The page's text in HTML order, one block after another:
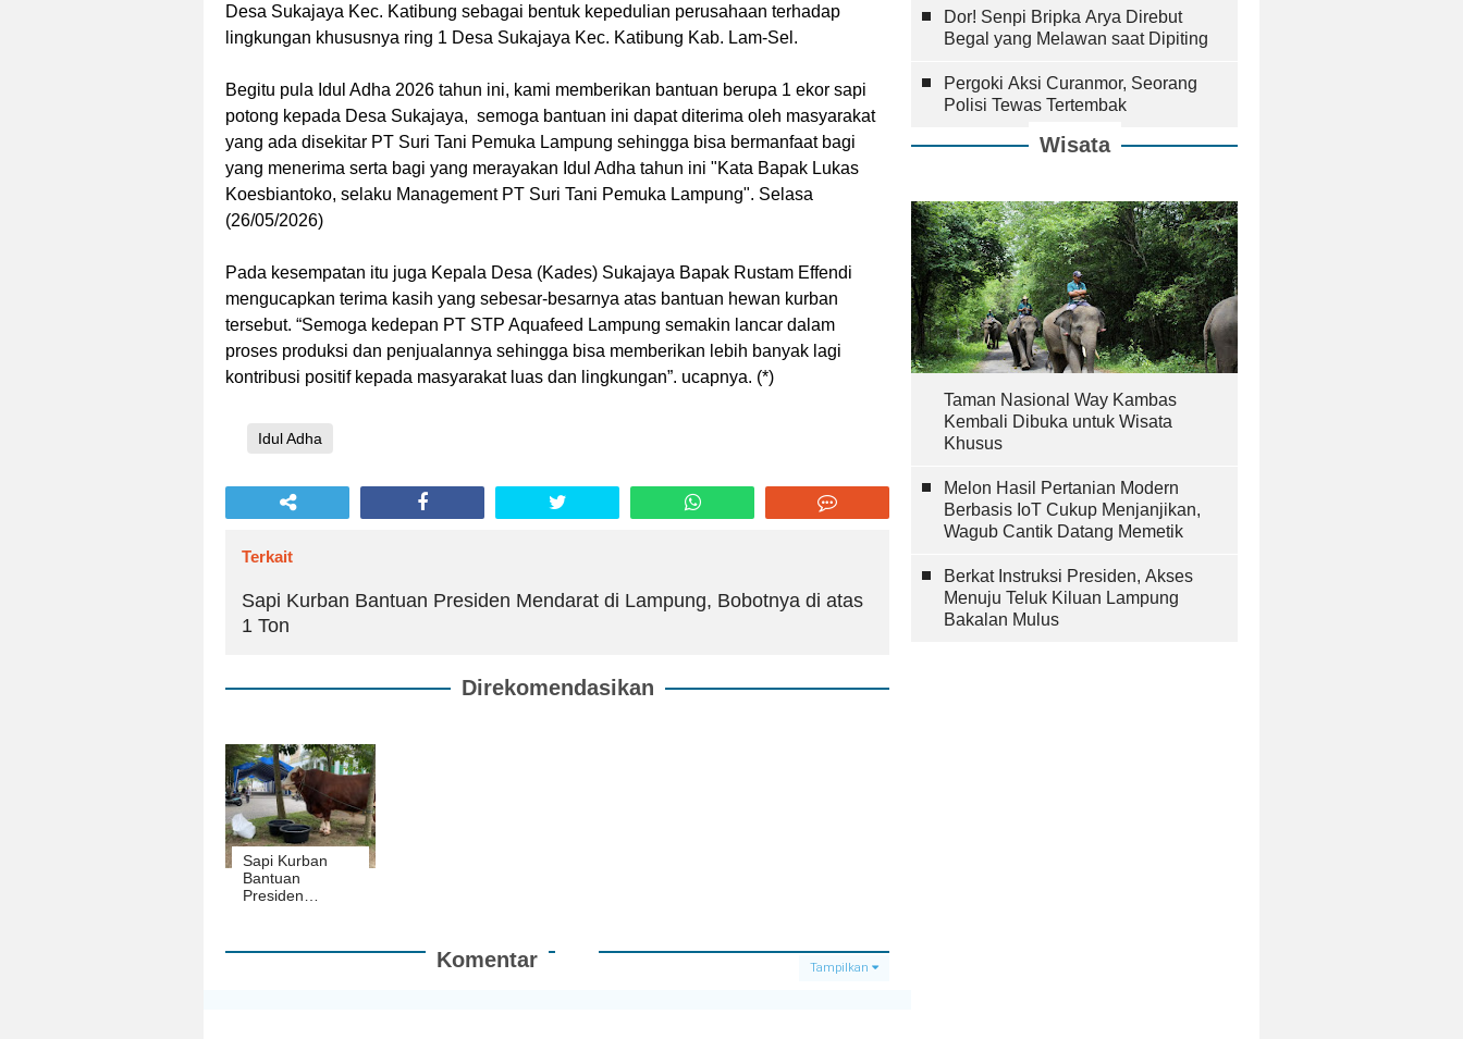
Desa Sukajaya Kec. Katibung sebagai bentuk kepedulian perusahaan terhadap
lingkungan khususnya ring 1 Desa Sukajaya Kec. Katibung Kab. Lam-Sel.
Begitu pula Idul Adha 2026 tahun ini, kami memberikan bantuan berupa 1 ekor sapi
potong kepada Desa Sukajaya, semoga bantuan ini dapat diterima oleh masyarakat
yang ada disekitar PT Suri Tani Pemuka Lampung sehingga bisa bermanfaat bagi
yang menerima serta bagi yang merayakan Idul Adha tahun ini "Kata Bapak Lukas
Koesbiantoko, selaku Management PT Suri Tani Pemuka Lampung". Selasa
(26/05/2026)
Pada kesempatan itu juga Kepala Desa (Kades) Sukajaya Bapak Rustam Effendi
mengucapkan terima kasih yang sebesar-besarnya atas bantuan hewan kurban
tersebut. “Semoga kedepan PT STP Aquafeed Lampung semakin lancar dalam
proses produksi dan penjualannya sehingga bisa memberikan lebih banyak lagi
kontribusi positif kepada masyarakat luas dan lingkungan”. ucapnya. (*)
Idul Adha
Terkait
Sapi Kurban Bantuan Presiden Mendarat di Lampung, Bobotnya di atas
1 Ton
Direkomendasikan
Sapi Kurban
Bantuan
Presiden
Bobotnya di
Komentar Tampilkan
Dor! Senpi Bripka Arya Direbut
Begal yang Melawan saat Dipiting
Pergoki Aksi Curanmor, Seorang
Polisi Tewas Tertembak
Wisata
Taman Nasional Way Kambas
Kembali Dibuka untuk Wisata
Khusus
Melon Hasil Pertanian Modern
Berbasis IoT Cukup Menjanjikan,
Wagub Cantik Datang Memetik
Berkat Instruksi Presiden, Akses
Menuju Teluk Kiluan Lampung
Bakalan Mulus